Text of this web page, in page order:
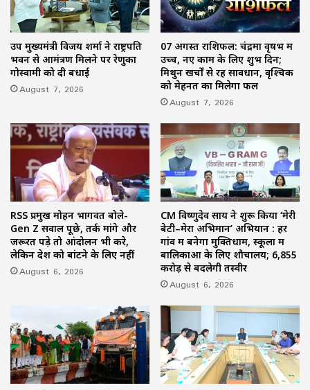
उप मुख्यमंत्री विजय शर्मा ने राष्ट्रपति
भवन से आमंत्रण मिलने पर रेणुका
गोस्वामी को दी बधाई
August 7, 2026
07 अगस्त राशिफल: चंद्रमा वृषभ में
उच्च, नए काम के लिए शुभ दिन;
मिथुन खर्चों से रहें सावधान, वृश्चिक
को मेहनत का मिलेगा फल
August 7, 2026
RSS प्रमुख मोहन भागवत बोले-
Gen Z सवाल पूछे, तर्क मांगे और
जरूरत पड़े तो आंदोलन भी करे,
लेकिन देश को बांटने के लिए नहीं
August 6, 2026
CM विष्णुदेव साय ने शुरू किया ‘मेरी
बेटी–मेरा अभिमान’ अभियान : हर
गांव में बनेगा मुक्तिधाम, स्कूलों में
बालिकाओं के लिए शौचालय; 6,855
करोड़ से बदलेगी तस्वीर
August 6, 2026